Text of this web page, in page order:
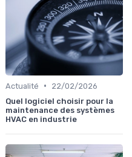
Actualité •
22/02/2026
Quel logiciel choisir pour la
maintenance des systèmes
HVAC en industrie